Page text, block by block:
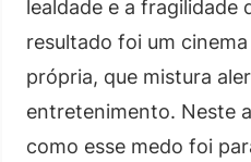
lealdade e a fragilidade
resultado foi um
própria, que mistura
entretenimento. Neste
como esse medo foi